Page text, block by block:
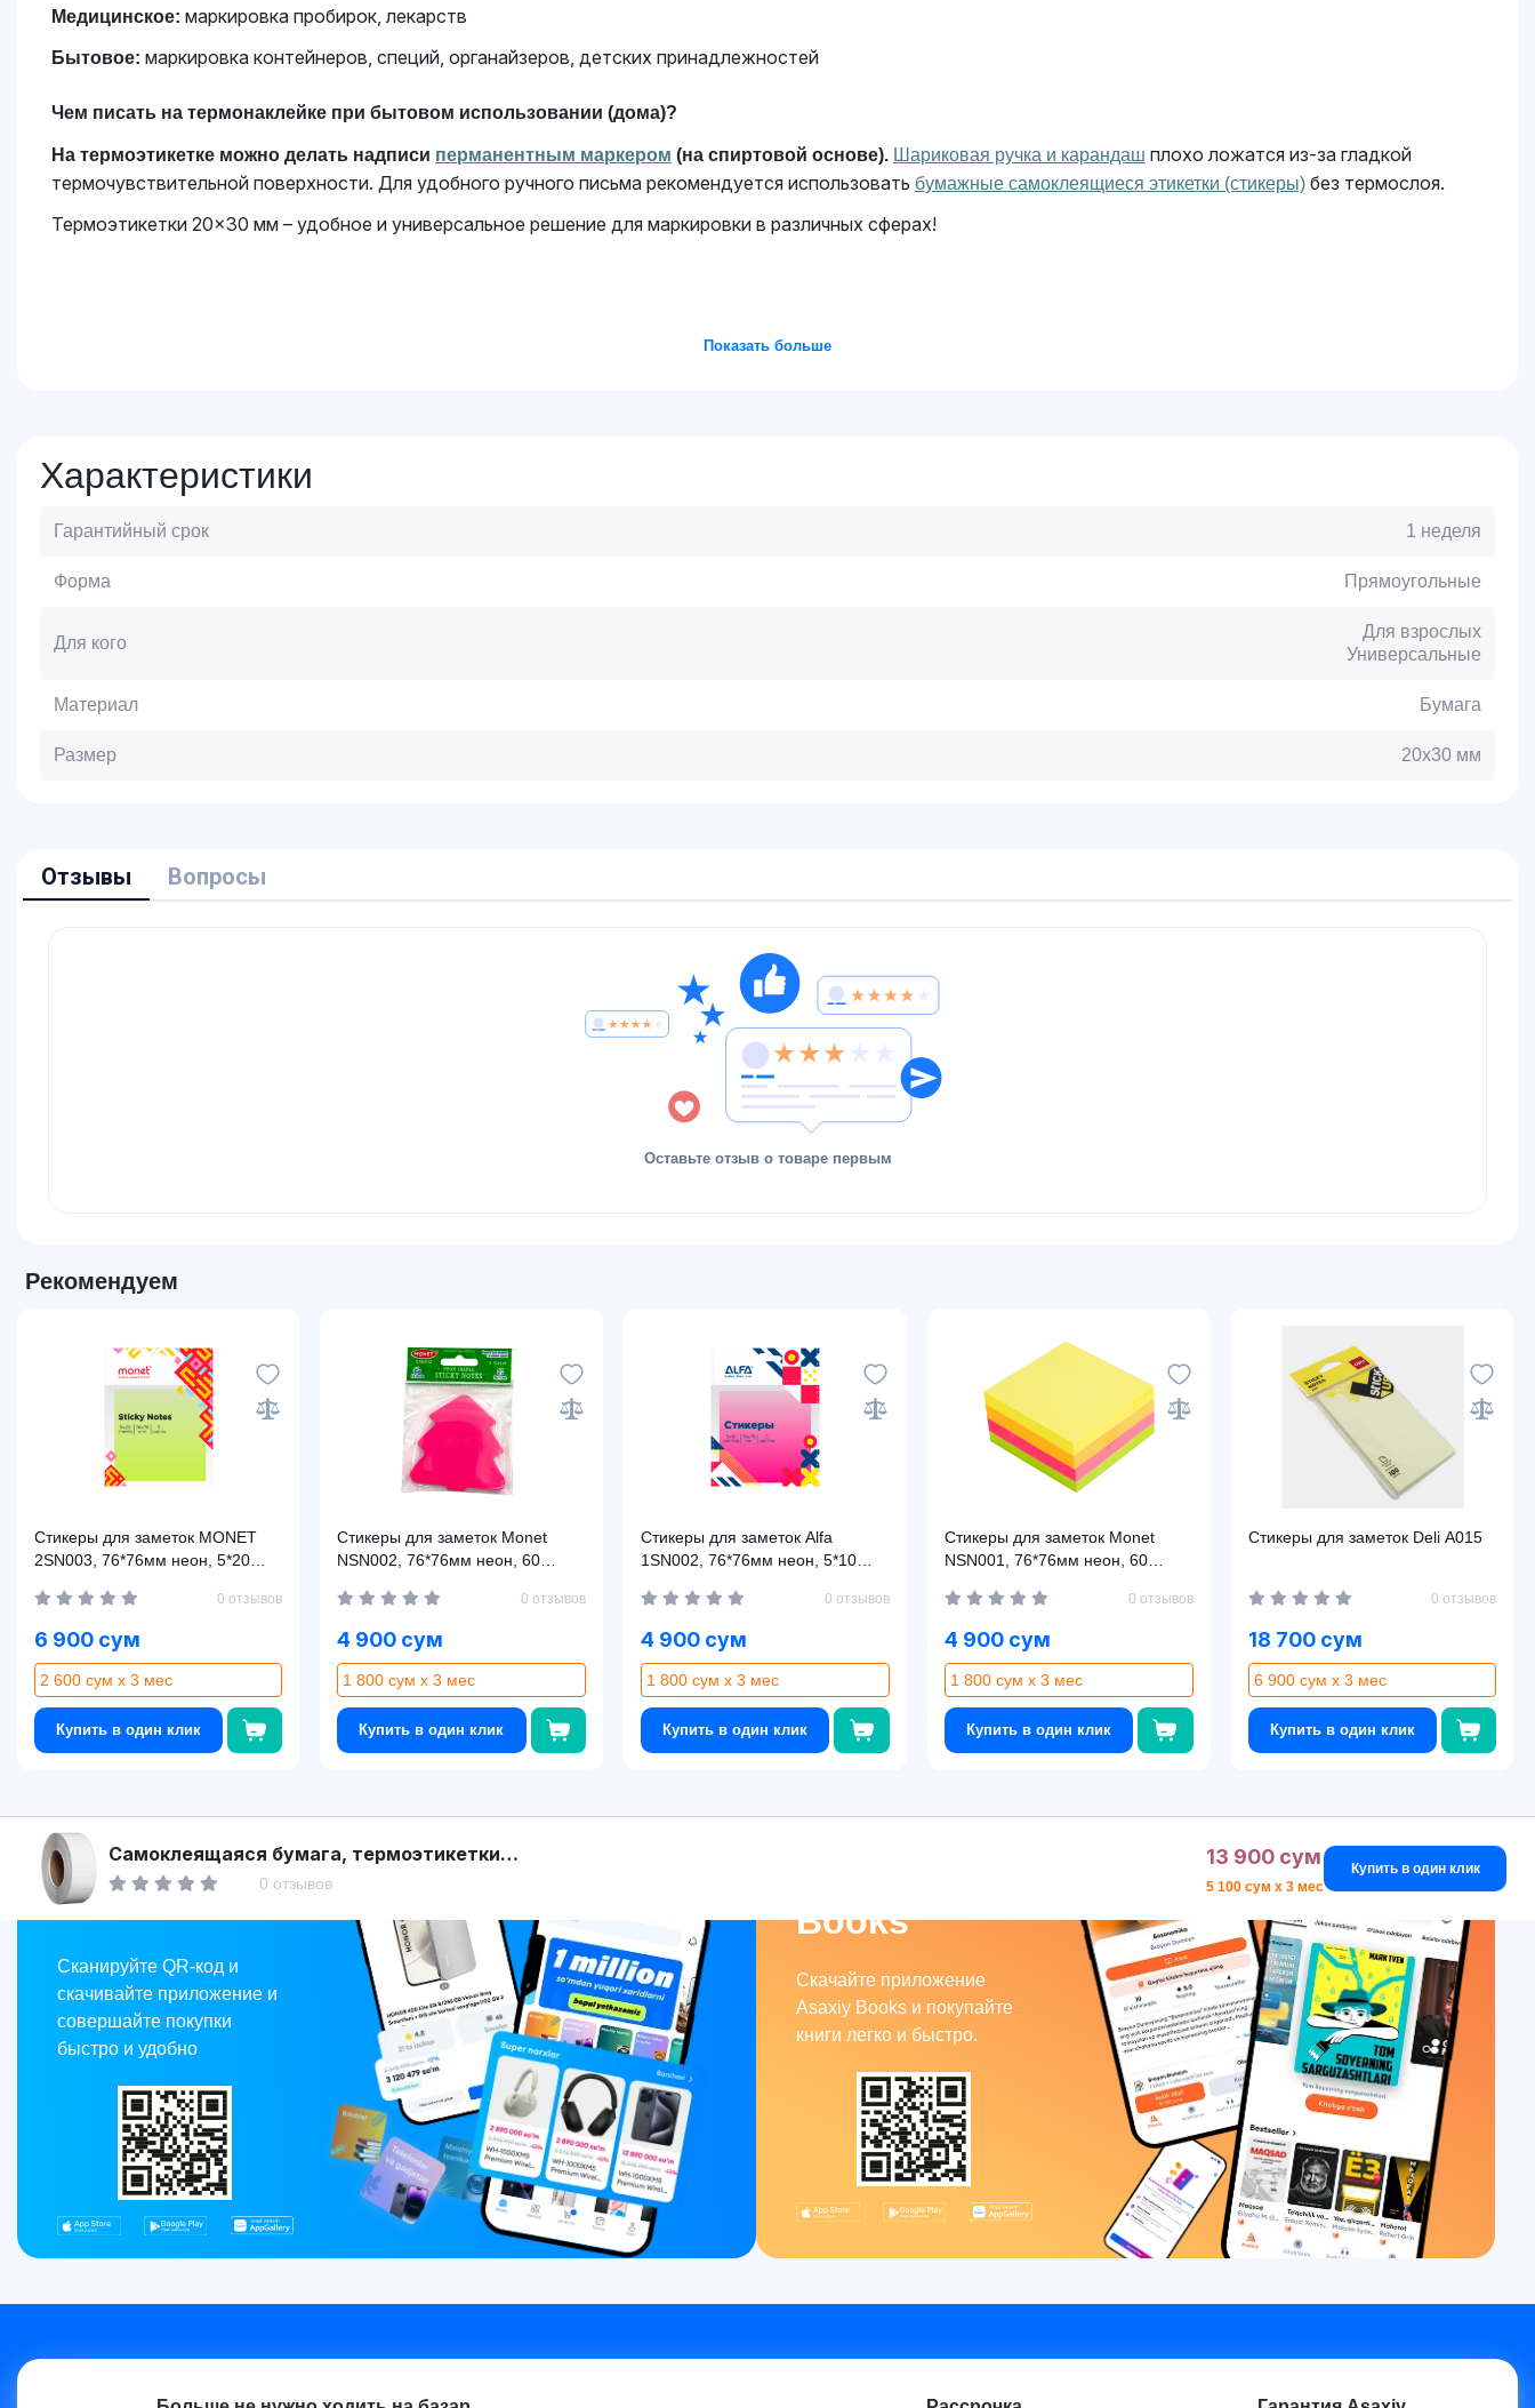
Медицинское: маркировка пробирок, лекарств
Бытовое: маркировка контейнеров, специй, органайзеров, детских принадлежностей
Чем писать на термонаклейке при бытовом использовании (дома)?
На термоэтикетке можно делать надписи перманентным маркером (на спиртовой основе). Шариковая ручка и карандаш плохо ложатся из-за гладкой
термочувствительной поверхности. Для удобного ручного письма рекомендуется использовать бумажные самоклеящиеся этикетки (стикеры) без термослоя.
Термоэтикетки 20×30 мм – удобное и универсальное решение для маркировки в различных сферах!
Показать больше
Характеристики
Гарантийный срок 1 неделя
Форма Прямоугольные
Для кого
Для взрослых
Универсальные
Материал Бумага
Размер 20х30 мм
Отзывы Вопросы
Оставьте отзыв о товаре первым
Рекомендуем
Стикеры для заметок MONET
2SN003, 76*76мм неон, 5*20
0 отзывов
6 900 сум
2 600 сум x 3 мес
Купить в один клик
Стикеры для заметок Monet
NSN002, 76*76мм неон, 60
0 отзывов
4 900 сум
1 800 сум x 3 мес
Купить в один клик
Стикеры для заметок Alfa
1SN002, 76*76мм неон, 5*10
0 отзывов
4 900 сум
1 800 сум x 3 мес
Купить в один клик
Стикеры для заметок Monet
NSN001, 76*76мм неон, 60
0 отзывов
4 900 сум
1 800 сум x 3 мес
Купить в один клик
Стикеры для заметок Deli A015
0 отзывов
18 700 сум
6 900 сум x 3 мес
Купить в один клик
Самоклеящаяся бумага, термоэтикетки
30x20 мм 1TL060 отзывов
13 900 сум
5 100 сум x 3 мес
Купить в один клик
Asaxiy
Market
Сканируйте QR-код и
скачивайте приложение и
совершайте покупки
быстро и удобно
Books
Скачайте приложение
Asaxiy Books и покупайте
книги легко и быстро.